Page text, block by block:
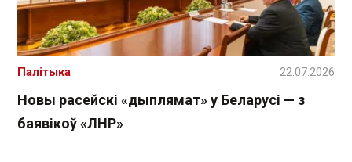
Новы расейскі «дыплямат» у Беларусі — з
баявікоў «ЛНР»
Палітыка 22.07.2026